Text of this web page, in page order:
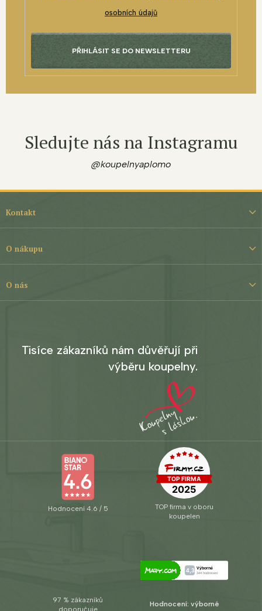
osobních údajů
PŘIHLÁSIT SE DO NEWSLETTERU
Sledujte nás na Instagramu
@koupelnyaplomo
í
Kontakt
O nákupu
O nás
Tisíce zákazníků nám důvěřují při
výběru koupelny.
Hodnocení 4.6 / 5
TOP firma v oboru
koupelen
97 % zákazníků
doporučuje
Hodnocení: výborné